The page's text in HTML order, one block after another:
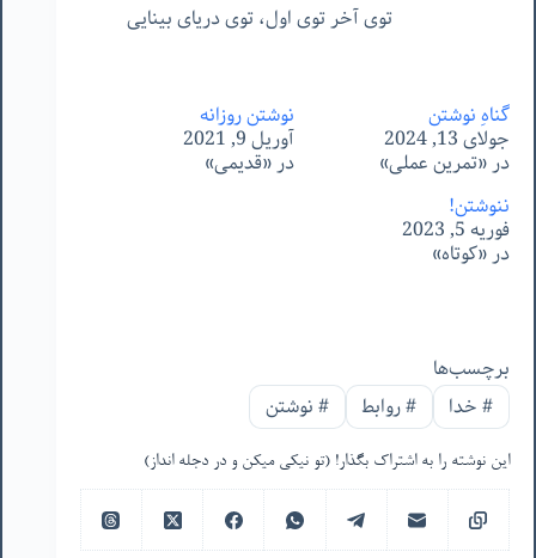
توی آخر توی اول، توی دریای بینایی
گناهِ نوشتن
جولای 13, 2024
در «تمرین عملی»
نوشتن روزانه
آوریل 9, 2021
در «قدیمی»
ننوشتن!
فوریه 5, 2023
در «کوتاه»
برچسب‌ها
#خدا #روابط #نوشتن
این نوشته را به اشتراک بگذار! (تو نیکی میکن و در دجله انداز)